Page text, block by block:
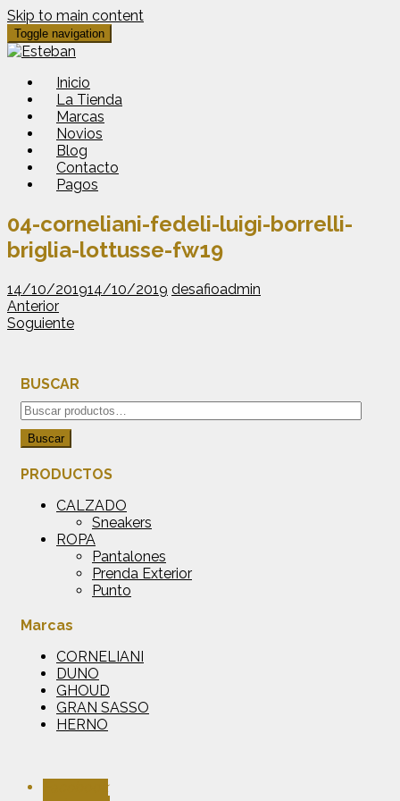
Skip to main content
Toggle navigation
Inicio
La Tienda
Marcas
Novios
Blog
Contacto
Pagos
04-corneliani-fedeli-luigi-borrelli-
briglia-lottusse-fw19
14/10/201914/10/2019 desafioadmin
Anterior
Soguiente
BUSCAR
Buscar
por:
Buscar
PRODUCTOS
CALZADO
Sneakers
ROPA
Pantalones
Prenda Exterior
Punto
Marcas
CORNELIANI
DUNO
GHOUD
GRAN SASSO
HERNO